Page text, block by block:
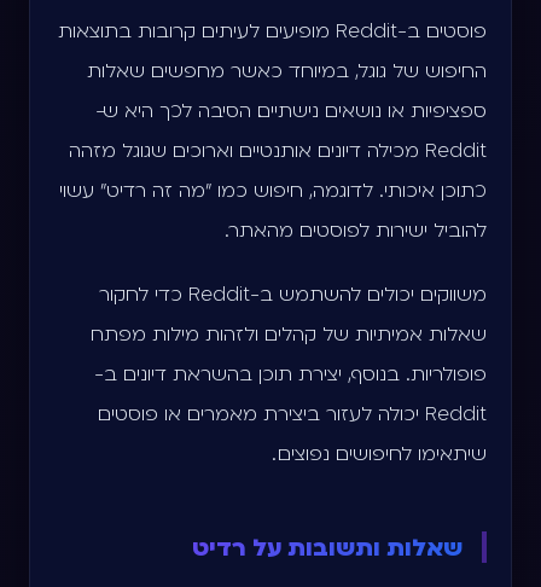
פוסטים ב-Reddit מופיעים לעיתים קרובות בתוצאות
החיפוש של גוגל, במיוחד כאשר מחפשים שאלות
ספציפיות או נושאים נישתיים. הסיבה לכך היא ש-
Reddit מכילה דיונים אותנטיים וארוכים שגוגל מזהה
כתוכן איכותי. לדוגמה, חיפוש כמו "מה זה רדיט" עשוי
להוביל ישירות לפוסטים מהאתר.
משווקים יכולים להשתמש ב-Reddit כדי לחקור
שאלות אמיתיות של קהלים ולזהות מילות מפתח
פופולריות. בנוסף, יצירת תוכן בהשראת דיונים ב-
Reddit יכולה לעזור ביצירת מאמרים או פוסטים
שיתאימו לחיפושים נפוצים .
שאלות ותשובות על רדיט